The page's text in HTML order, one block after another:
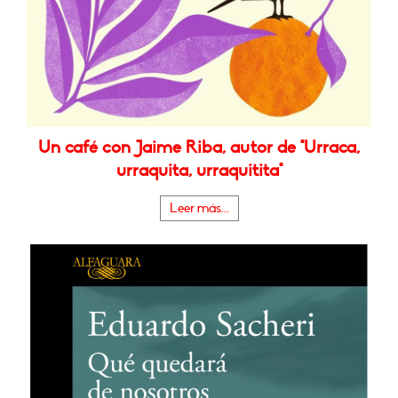
Un café con Jaime Riba, autor de "Urraca,
urraquita, urraquitita"
Leer más...